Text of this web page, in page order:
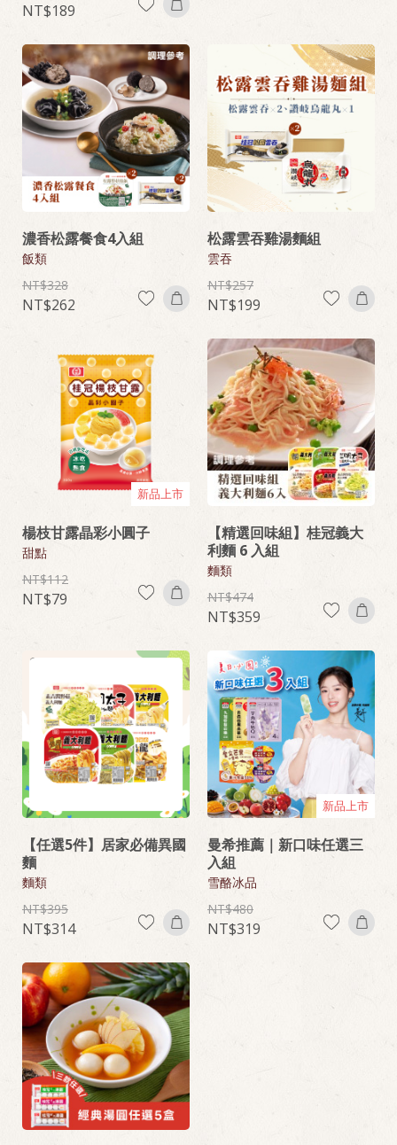
189
濃香松露餐食4入組
飯類
328
262
松露雲吞雞湯麵組
雲吞
257
199
新品上市
楊枝甘露晶彩小圓子
甜點
112
79
【精選回味組】桂冠義大
利麵 6 入組
麵類
474
359
【任選5件】居家必備異國
麵
麵類
395
314
新品上市
曼希推薦｜新口味任選三
入組
雪酪冰品
480
319